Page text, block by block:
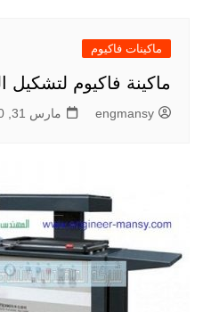
ماكينات فاكيوم
ماكينة فاكيوم لتشكيل
engmansy مارس 31, 2020